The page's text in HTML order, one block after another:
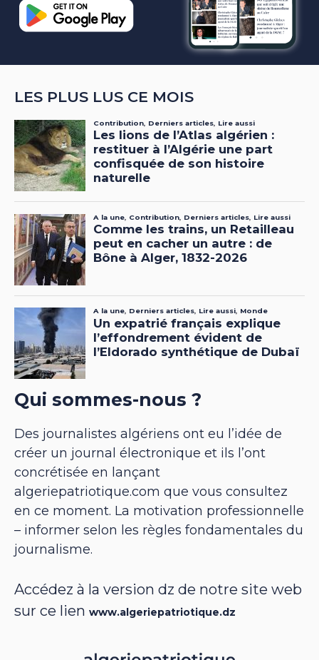
LES PLUS LUS CE MOIS
Qui sommes-nous ?
Des journalistes algériens ont eu l’idée de
créer un journal électronique et ils l’ont
concrétisée en lançant
algeriepatriotique.com que vous consultez
en ce moment. La motivation professionnelle
– informer selon les règles fondamentales du
journalisme.
Accédez à la version dz de notre site web
sur ce lien www.algeriepatriotique.dz